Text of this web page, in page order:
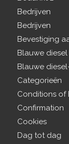
Bedrijven
Bedrijven
Bevestiging
Blauwe diesel
Blauwe
Categorieën
Conditions of
Confirmation
Cookies
Dag tot dag